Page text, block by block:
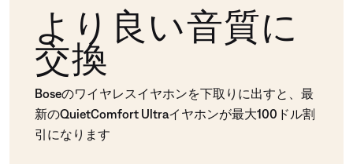
より良い音質に
交換
Boseのワイヤレスイヤホンを下取りに出すと、最
新のQuietComfort Ultraイヤホンが最大100ドル割
引になります